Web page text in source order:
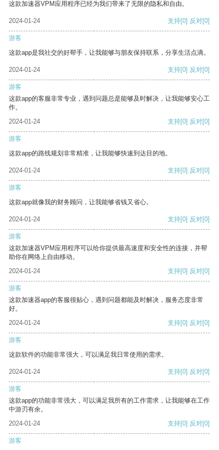
这款加速器VPM应用程序已经为我们带来了无限的隐私和自由。
2024-01-24 支持[0] 反对[0]
游客
这款app是我社交的好帮手，让我能够与朋友保持联系，分享生活点滴。
2024-01-24 支持[0] 反对[0]
游客
这款app的客服非常专业，遇到问题总是能够及时解决，让我能够安心工
作。
2024-01-24
支持[0] 反对[0]
游客
这款app的路线规划非常精准，让我能够快速到达目的地。
2024-01-24 支持[0] 反对[0]
游客
这款app就像我的财务顾问，让我能够省钱又省心。
2024-01-24 支持[0] 反对[0]
游客
这款加速器VPM应用程序可以给你提供最高速度和安全性的连接，并帮
助你在网络上自由移动。
2024-01-24
支持[0] 反对[0]
游客
这款加速器app的客服很贴心，遇到问题都能及时解决，服务态度非常
好。
2024-01-24
支持[0] 反对[0]
游客
这款软件的功能非常强大，可以满足我日常使用的需求。
2024-01-24 支持[0] 反对[0]
游客
这款app的功能非常强大，可以满足我所有的工作需求，让我能够在工作
中游刃有余。
2024-01-24
支持[0] 反对[0]
游客